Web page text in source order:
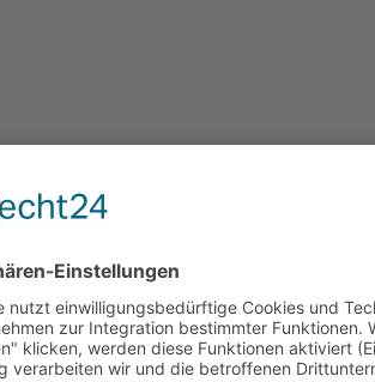
WK-Präsident Jürgen
(l.) zu 1.570 Jahren
gratulieren. Im Bild:
auch „Jimmy“ Gamal, der
„Bambini“ seit 30
Gastro-Szene